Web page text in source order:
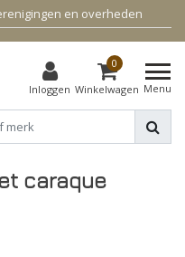
en overheden
Inloggen
0
Winkelwagen Menu
caraque